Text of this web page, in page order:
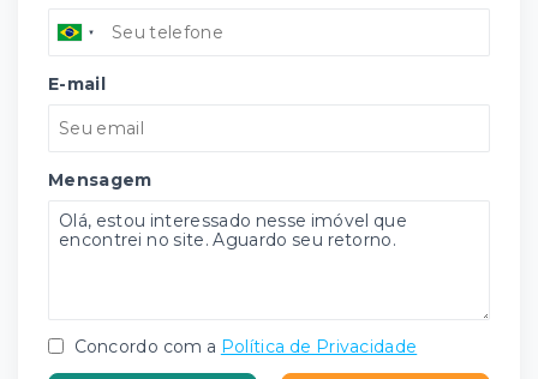
E-mail
Mensagem
Concordo com a Política de Privacidade